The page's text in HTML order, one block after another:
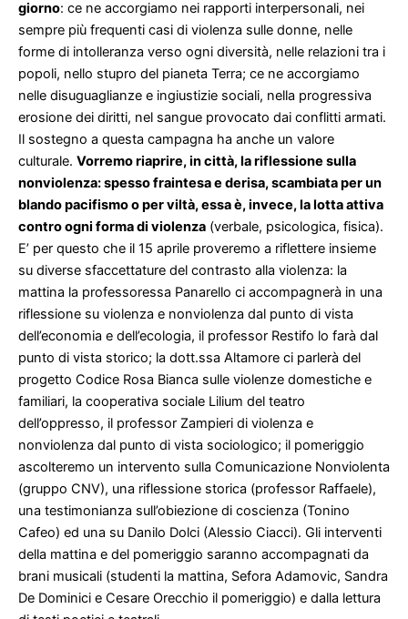
giorno: ce ne accorgiamo nei rapporti interpersonali, nei
sempre più frequenti casi di violenza sulle donne, nelle
forme di intolleranza verso ogni diversità, nelle relazioni tra i
popoli, nello stupro del pianeta Terra; ce ne accorgiamo
nelle disuguaglianze e ingiustizie sociali, nella progressiva
erosione dei diritti, nel sangue provocato dai conflitti armati.
Il sostegno a questa campagna ha anche un valore
culturale. Vorremo riaprire, in città, la riflessione sulla
nonviolenza: spesso fraintesa e derisa, scambiata per un
blando pacifismo o per viltà, essa è, invece, la lotta attiva
contro ogni forma di violenza (verbale, psicologica, fisica).
E’ per questo che il 15 aprile proveremo a riflettere insieme
su diverse sfaccettature del contrasto alla violenza: la
mattina la professoressa Panarello ci accompagnerà in una
riflessione su violenza e nonviolenza dal punto di vista
dell’economia e dell’ecologia, il professor Restifo lo farà dal
punto di vista storico; la dott.ssa Altamore ci parlerà del
progetto Codice Rosa Bianca sulle violenze domestiche e
familiari, la cooperativa sociale Lilium del teatro
dell’oppresso, il professor Zampieri di violenza e
nonviolenza dal punto di vista sociologico; il pomeriggio
ascolteremo un intervento sulla Comunicazione Nonviolenta
(gruppo CNV), una riflessione storica (professor Raffaele),
una testimonianza sull’obiezione di coscienza (Tonino
Cafeo) ed una su Danilo Dolci (Alessio Ciacci). Gli interventi
della mattina e del pomeriggio saranno accompagnati da
brani musicali (studenti la mattina, Sefora Adamovic, Sandra
De Dominici e Cesare Orecchio il pomeriggio) e dalla lettura